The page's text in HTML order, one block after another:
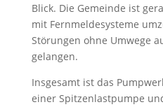
Blick. Die Gemeinde ist
mit Fernmeldesysteme
Störungen ohne Umwege
gelangen.
Insgesamt ist das
einer Spitzenlastpumpe